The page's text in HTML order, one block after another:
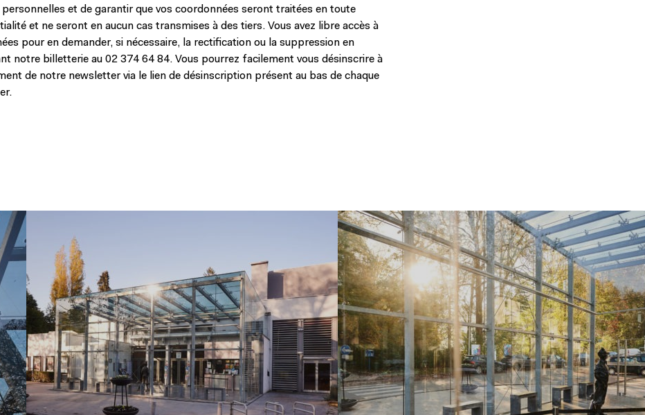
personnelles et de garantir que vos coordonnées seront traitées en toute
et ne seront en aucun cas transmises à des tiers. Vous avez libre accès à
pour en demander, si nécessaire, la rectification ou la suppression en
notre billetterie au 02 374 64 84. Vous pourrez facilement vous désinscrire à
de notre newsletter via le lien de désinscription présent au bas de chaque